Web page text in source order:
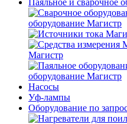
Паяльное и сварочное
оборудование Магистр
Магистр
оборудование Магистр
Насосы
Уф-лампы
Оборудование по